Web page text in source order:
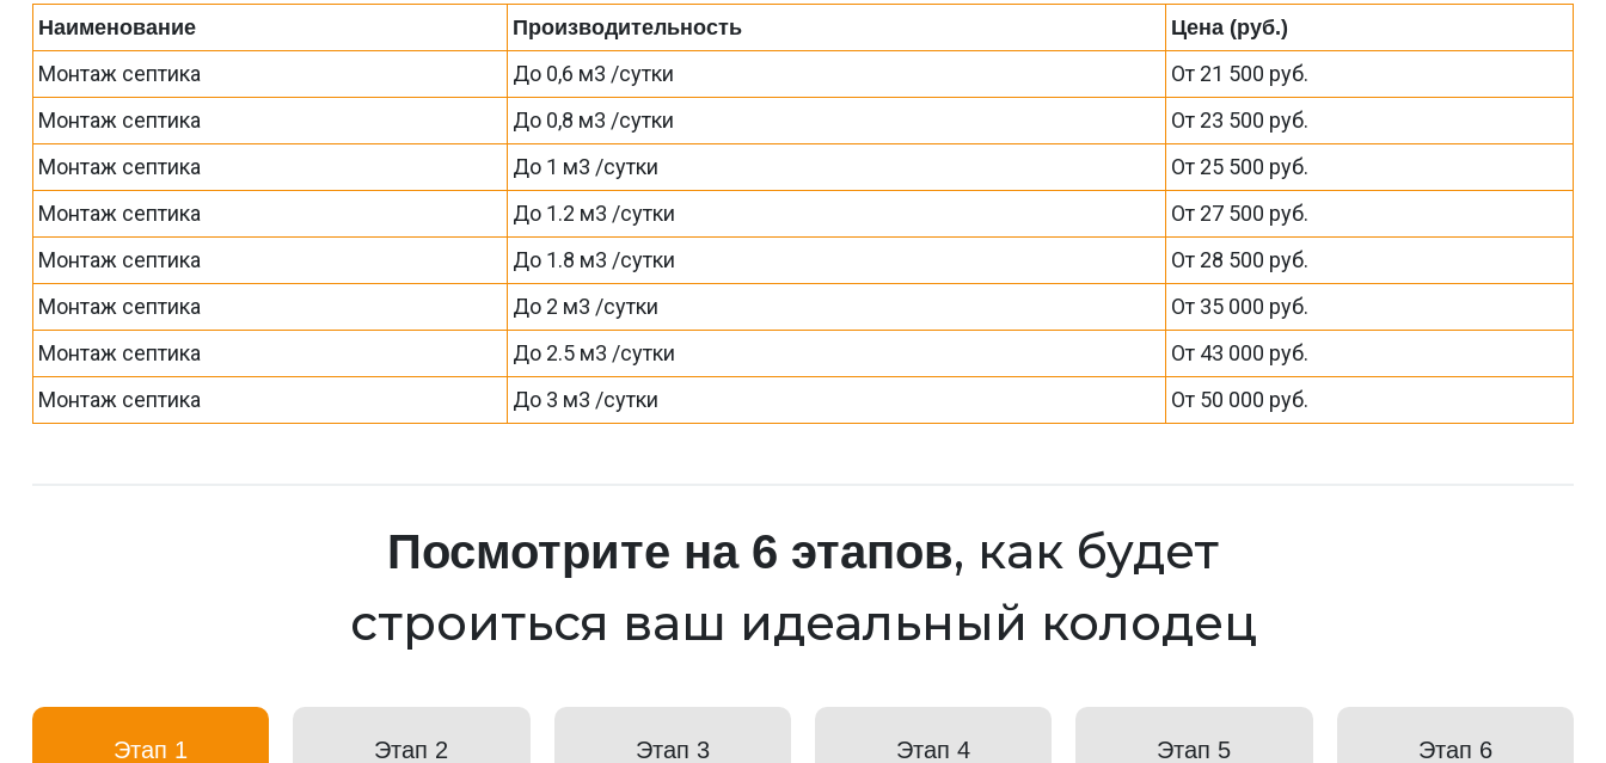
Наименование Производительность Цена (руб.)
Монтаж септика До 0,6 м3 /сутки
От 21 500 руб.
Монтаж септика
До 0,8 м3 /сутки
От 23 500 руб.
Монтаж септика
До 1 м3 /сутки
От 25 500 руб.
Монтаж септика
До 1.2 м3 /сутки
От 27 500 руб.
Монтаж септика
До 1.8 м3 /сутки
От 28 500 руб.
Монтаж септика
До 2 м3 /сутки
От 35 000 руб.
Монтаж септика
До 2.5 м3 /сутки
От 43 000 руб.
Монтаж септика
До 3 м3 /сутки От 50 000 руб.
Посмотрите на 6 этапов, как будет
строиться ваш идеальный колодец
Этап 1 Этап 2 Этап 3 Этап 4 Этап 5 Этап 6